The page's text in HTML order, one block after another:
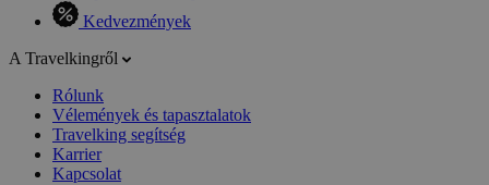
Kedvezmények
A Travelkingről
Rólunk
Vélemények és tapasztalatok
Travelking segítség
Karrier
Kapcsolat